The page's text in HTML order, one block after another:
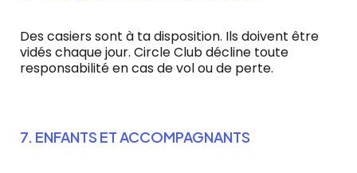
Des casiers sont à ta disposition. Ils doivent être
vidés chaque jour. Circle Club décline toute
responsabilité en cas de vol ou de perte.
7. ENFANTS ET ACCOMPAGNANTS